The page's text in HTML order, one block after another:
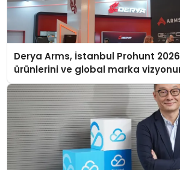
Derya Arms, İstanbul Prohunt
ürünlerini ve global marka